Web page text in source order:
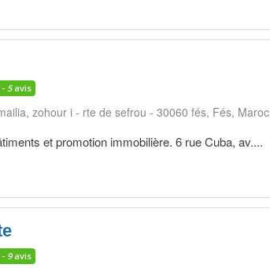
5avis
zohour i - rte de sefrou - 30060 fés Fés Maroc
et promotion immobilière. 6 rue Cuba, av....
9avis